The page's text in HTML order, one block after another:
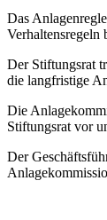
Das
Verhaltensregeln
Der Stiftungsrat
die langfristige
Die
Stiftungsrat vor
Der